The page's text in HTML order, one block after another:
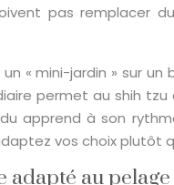
pas remplacer
« mini-jardin » sur
permet au shih
apprend à son
vos choix plutôt
au